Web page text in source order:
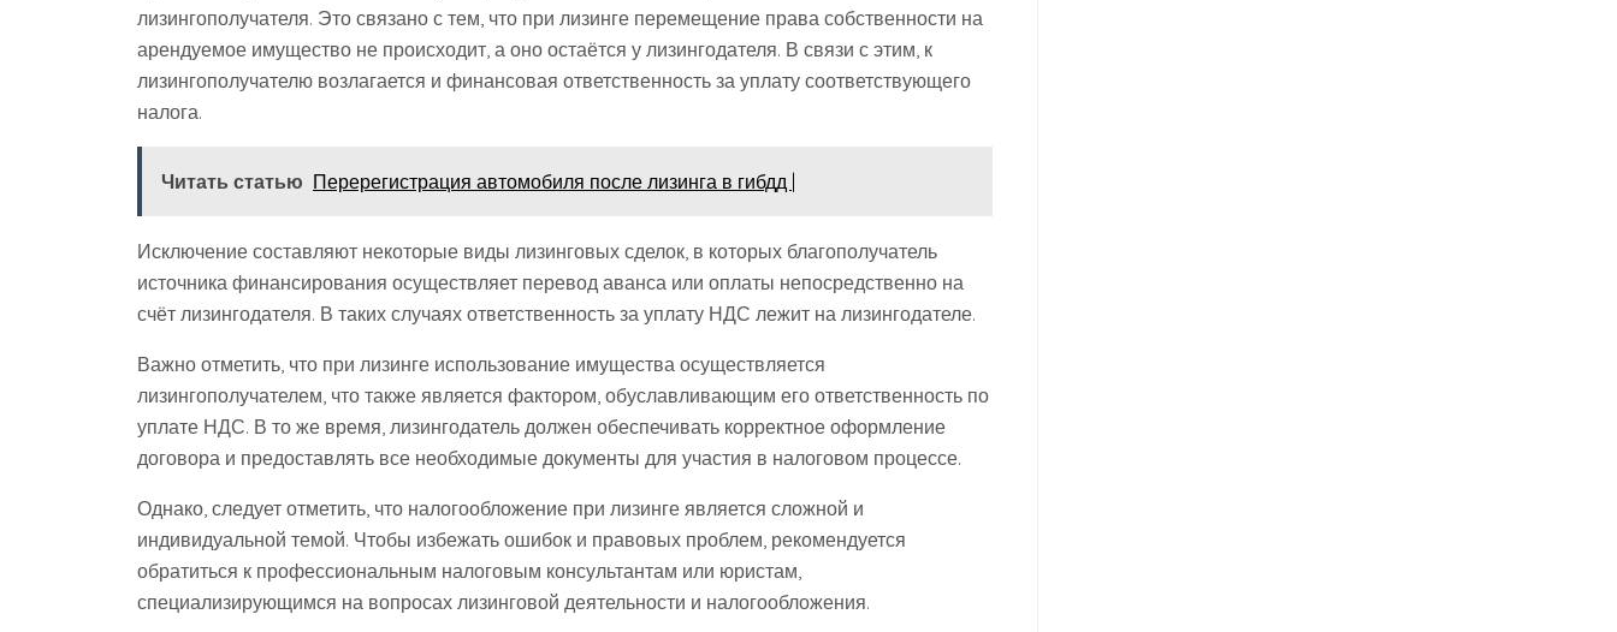
лизингополучателя. Это связано с тем, что при лизинге перемещение права собственности на
арендуемое имущество не происходит, а оно остаётся у лизингодателя. В связи с этим, к
лизингополучателю возлагается и финансовая ответственность за уплату соответствующего
налога.
Читать статью Перерегистрация автомобиля после лизинга в гибдд |
Исключение составляют некоторые виды лизинговых сделок, в которых благополучатель
источника финансирования осуществляет перевод аванса или оплаты непосредственно на
счёт лизингодателя. В таких случаях ответственность за уплату НДС лежит на лизингодателе.
Важно отметить, что при лизинге использование имущества осуществляется
лизингополучателем, что также является фактором, обуславливающим его ответственность по
уплате НДС. В то же время, лизингодатель должен обеспечивать корректное оформление
договора и предоставлять все необходимые документы для участия в налоговом процессе.
Однако, следует отметить, что налогообложение при лизинге является сложной и
индивидуальной темой. Чтобы избежать ошибок и правовых проблем, рекомендуется
обратиться к профессиональным налоговым консультантам или юристам,
специализирующимся на вопросах лизинговой деятельности и налогообложения.